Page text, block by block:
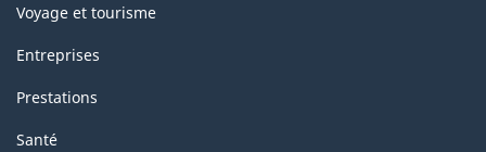
Voyage et tourisme
Entreprises
Prestations
Santé